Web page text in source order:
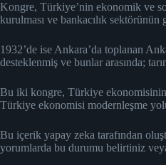
Kongre, Türkiye’nin ekonomik ve
kurulması ve bankacılık sektörünün
1932’de ise Ankara’da toplanan
desteklenmiş ve bunlar arasında;
Bu iki kongre, Türkiye
Türkiye ekonomisi modernleşme
Bu içerik yapay zeka tarafından
yorumlarda bu durumu belirtiniz